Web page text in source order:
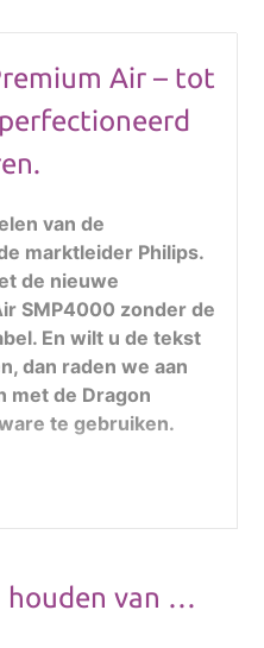
Air – tot
van de
marktleider Philips.
de nieuwe
SMP4000 zonder de
En wilt u de tekst
dan raden we aan
met de Dragon
te gebruiken.
houden van …